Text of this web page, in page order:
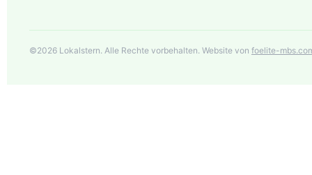
©2026 Lokalstern. Alle Rechte vorbehalten. Website von foelite-